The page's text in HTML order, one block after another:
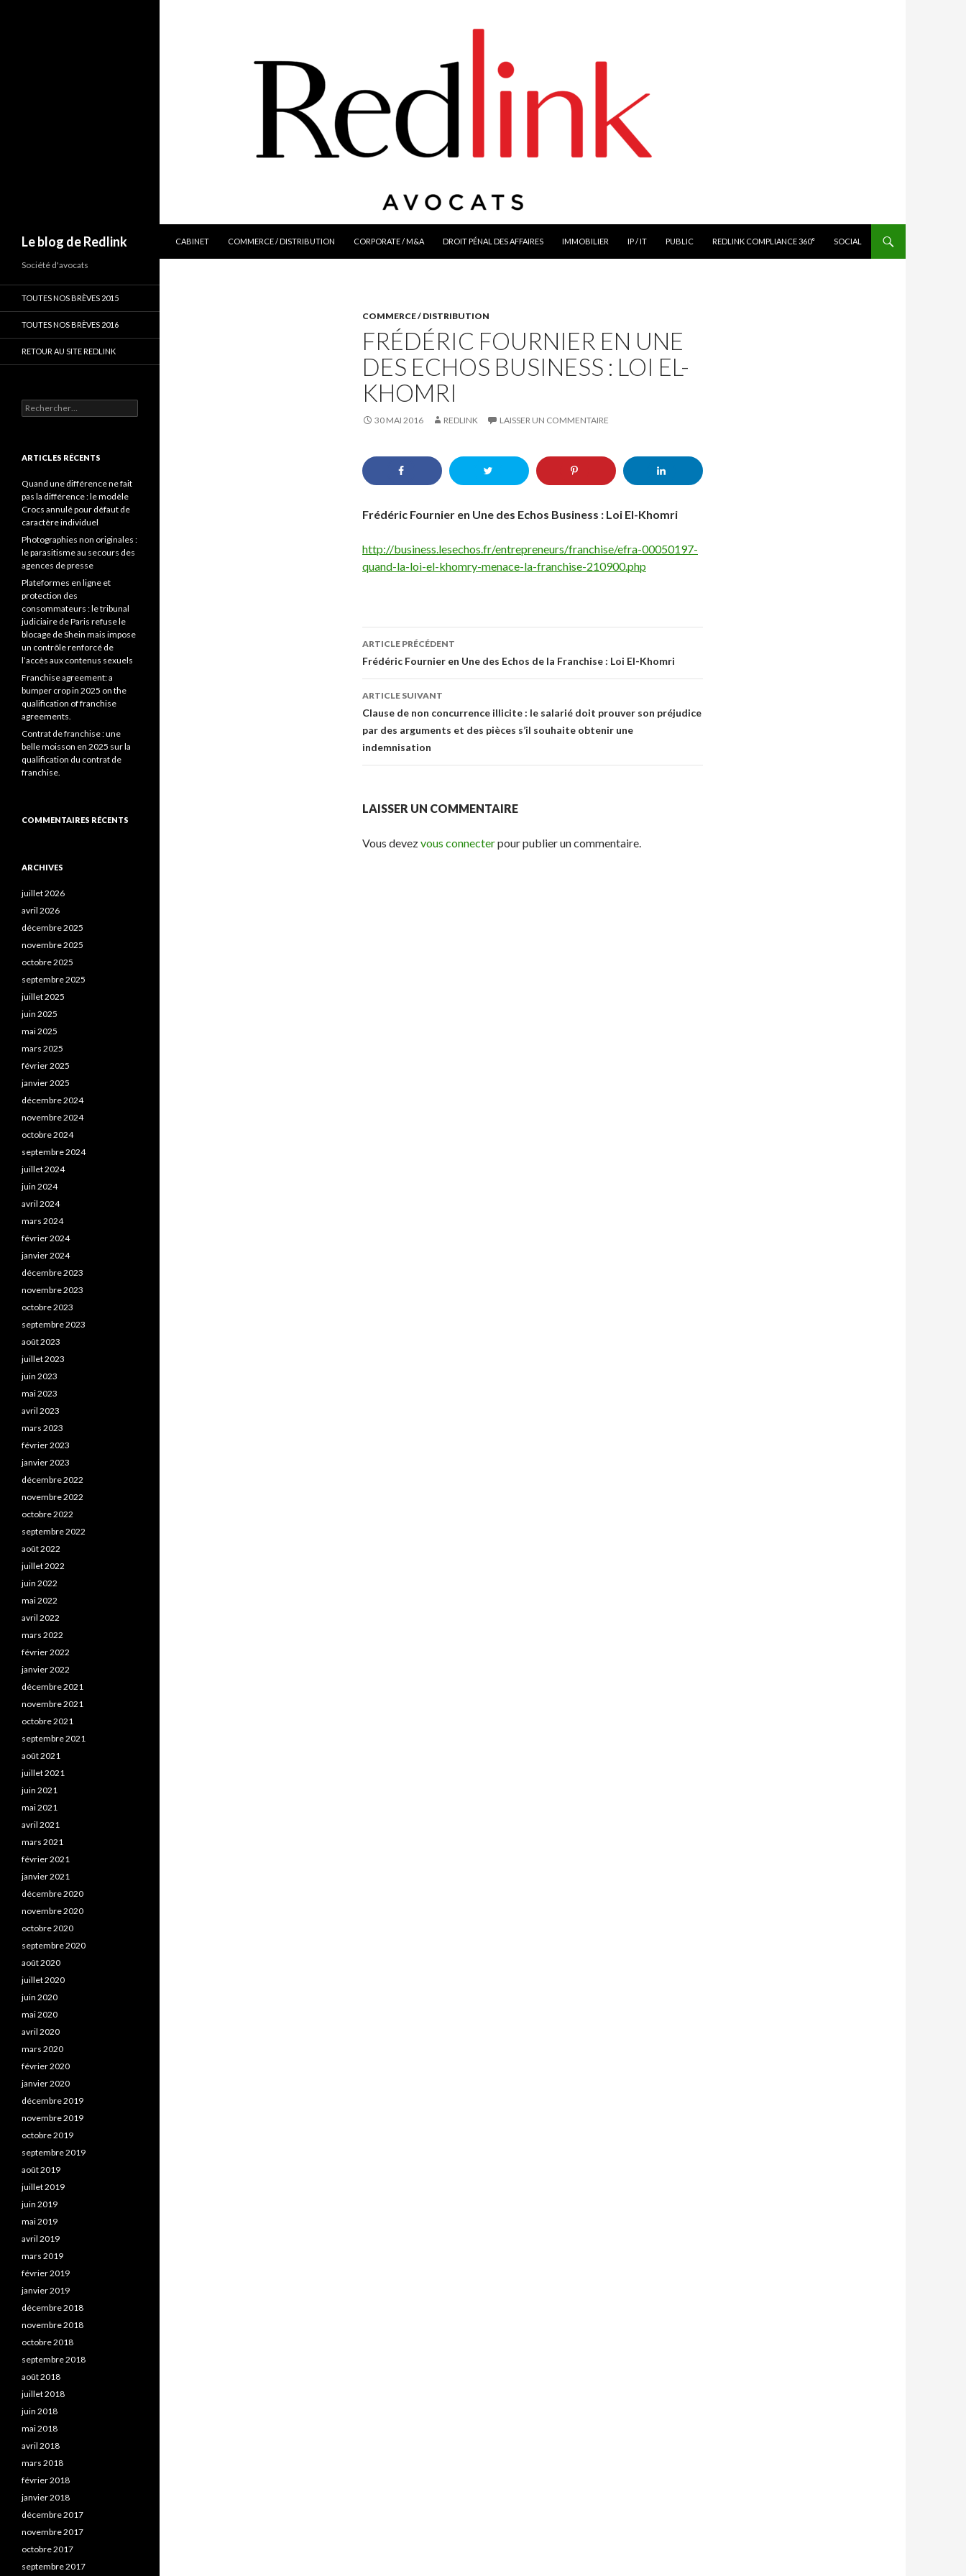
Le blog de Redlink
CABINET
COMMERCE / DISTRIBUTION CORPORATE / M&A DROIT PÉNAL DES AFFAIRES IMMOBILIER IP / IT PUBLIC REDLINK COMPLIANCE 360° SOCIAL
COMMERCE / DISTRIBUTION
FRÉDÉRIC FOURNIER EN UNE
DES ECHOS BUSINESS : LOI EL-
KHOMRI
30 MAI 2016 REDLINK LAISSER UN COMMENTAIRE
Frédéric Fournier en Une des Echos Business : Loi El-Khomri
http://business.lesechos.fr/entrepreneurs/franchise/efra-00050197-
quand-la-loi-el-khomry-menace-la-franchise-210900.php
Navigation
des
articles
ARTICLE PRÉCÉDENT
Frédéric Fournier en Une des Echos de la Franchise : Loi El-Khomri
ARTICLE SUIVANT
Clause de non concurrence illicite : le salarié doit prouver son préjudice
par des arguments et des pièces s’il souhaite obtenir une
indemnisation
LAISSER UN COMMENTAIRE
Vous devezvous connecterpour publier un commentaire.
Société d'avocats
TOUTES NOS BRÈVES 2015
TOUTES NOS BRÈVES 2016
RETOUR AU SITE REDLINK
Rechercher :
ARTICLES RÉCENTS
Quand une différence ne fait
pas la différence : le modèle
Crocs annulé pour défaut de
caractère individuel
Photographies non originales :
le parasitisme au secours des
agences de presse
Plateformes en ligne et
protection des
consommateurs : le tribunal
judiciaire de Paris refuse le
blocage de Shein mais impose
un contrôle renforcé de
l’accès aux contenus sexuels
Franchise agreement: a
bumper crop in 2025 on the
qualification of franchise
agreements.
Contrat de franchise : une
belle moisson en 2025 sur la
qualification du contrat de
franchise.
COMMENTAIRES RÉCENTS
ARCHIVES
juillet 2026
avril 2026
décembre 2025
novembre 2025
octobre 2025
septembre 2025
juillet 2025
juin 2025
mai 2025
mars 2025
février 2025
janvier 2025
décembre 2024
novembre 2024
octobre 2024
septembre 2024
juillet 2024
juin 2024
avril 2024
mars 2024
février 2024
janvier 2024
décembre 2023
novembre 2023
octobre 2023
septembre 2023
août 2023
juillet 2023
juin 2023
mai 2023
avril 2023
mars 2023
février 2023
janvier 2023
décembre 2022
novembre 2022
octobre 2022
septembre 2022
août 2022
juillet 2022
juin 2022
mai 2022
avril 2022
mars 2022
février 2022
janvier 2022
décembre 2021
novembre 2021
octobre 2021
septembre 2021
août 2021
juillet 2021
juin 2021
mai 2021
avril 2021
mars 2021
février 2021
janvier 2021
décembre 2020
novembre 2020
octobre 2020
septembre 2020
août 2020
juillet 2020
juin 2020
mai 2020
avril 2020
mars 2020
février 2020
janvier 2020
décembre 2019
novembre 2019
octobre 2019
septembre 2019
août 2019
juillet 2019
juin 2019
mai 2019
avril 2019
mars 2019
février 2019
janvier 2019
décembre 2018
novembre 2018
octobre 2018
septembre 2018
août 2018
juillet 2018
juin 2018
mai 2018
avril 2018
mars 2018
février 2018
janvier 2018
décembre 2017
novembre 2017
octobre 2017
septembre 2017